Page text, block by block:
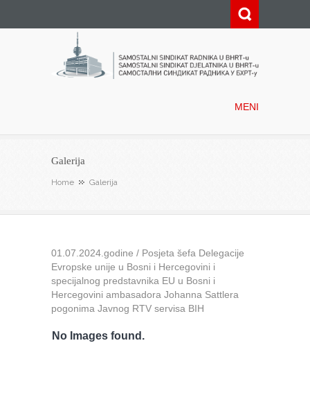
MENI
Galerija
Home Galerija
01.07.2024.godine / Posjeta šefa Delegacije
Evropske unije u Bosni i Hercegovini i
specijalnog predstavnika EU u Bosni i
Hercegovini ambasadora Johanna Sattlera
pogonima Javnog RTV servisa BIH
No Images found.